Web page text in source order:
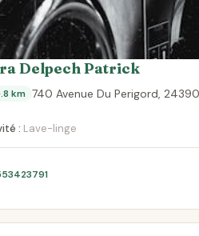
Delpech Patrick
km 740 Avenue Du Perigord,
: Lave-linge